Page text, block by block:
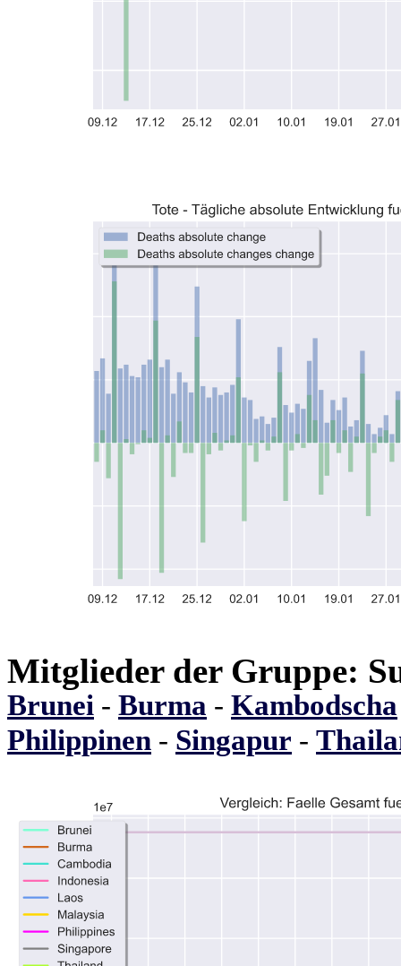
Mitglieder der Gruppe:
Brunei - Burma - Kambodscha
Philippinen - Singapur -